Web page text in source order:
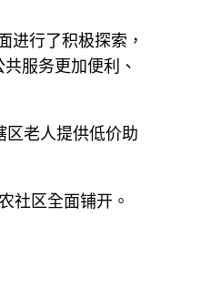
进行了积极探索，
共服务更加便利、
区老人提供低价助
社区全面铺开。